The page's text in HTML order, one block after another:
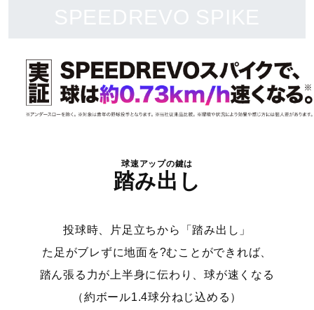
質量
約335g（27.0cm片方）
ミズノエナジーインソール（取り外し可）
2E（ノーマル）相当の方向け
■シューズサイズの計測方法はこちら
球速アップの鍵は
踏み出し
投球時、片足立ちから「踏み出し」
た足がブレずに地面を?むことができれば、
踏ん張る力が上半身に伝わり、 球が速くなる
（約ボール1.4球分ねじ込める）